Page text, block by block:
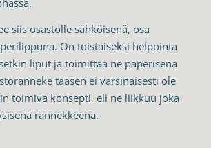
siis osastolle sähköisenä, osa
On toistaiseksi helpointa
liput ja toimittaa ne paperisena
taasen ei varsinaisesti ole
toimiva konsepti, eli ne liikkuu joka
rannekkeena.